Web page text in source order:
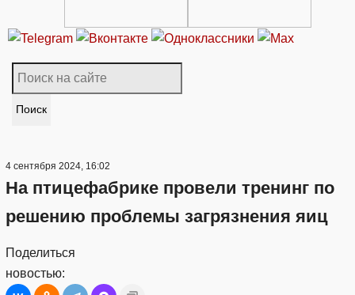
Поиск
4 сентября 2024, 16:02
На птицефабрике провели тренинг по
решению проблемы загрязнения яиц
Поделиться
новостью: